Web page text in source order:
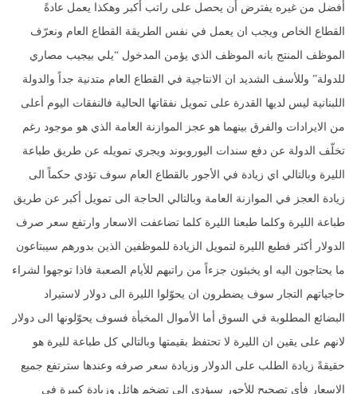
أفضل من غيره يفترض أن يحصل على راتب أكبر وهكذا يعمل عادةً
القطاع الخاص ويجب ان يعمل في نفس الطريقة القطاع العام ونعرّف
الموظف المنتج بانه الموظف الذي يؤمن المدخول “يلي بيجيب مصاري
للدولة” وللأسف الشديد ان الانتاجية في القطاع العام متدنية جداً والدولة
اللبنانية ليس لديها القدرة على تمويل نفقاتها الحالية فالنفقات اليوم أعلى
من الايرادات والفرق بينهما هو عجز الموازنة العامة الذي هو موجود رغم
تخلّف الدولة عن دفع سندات اليوروبوند ويجري تمويله عن طريق طباعة
الليرة وبالتالي اي زيادة في الأجور بالقطاع العام سوف تؤدي حكماً الى
زيادة العجز في الموازنة العامة وبالتالي الحاجة الى تمويل أكبر عن طريق
طباعة الليرة وكلما طبعنا الليرة كلما تضاعفت الاسعار وارتفع سعر صرف
الدولار أكثر فطبع الليرة لتمويل الزيادة للموظفين الذين بدورهم سيبتاعون
ما يحتاجون اليه او يخبئون جزءاً من راتبهم للأيام الصعبة فاذا توجهوا لشراء
حاجياتهم التجار سوف يضطرون ان يحوّلوا الليرة الى دولار لاستيراد
البضائع المطلوبة في السوق أما الأموال المخبأة فسوف يحوّلونها الى دولار
لانهم على يقين ان الليرة لا تحتفظ بقيمتها وبالتالي كل طباعة لليرة هو
حقيقةً زيادة الطلب على الدولار وزيادة سعر صرفه وعندها سترتفع جميع
الاسعار فأي تصحيح للأجور سيؤدي الى تضخم هائل وزيادة كبيرة في